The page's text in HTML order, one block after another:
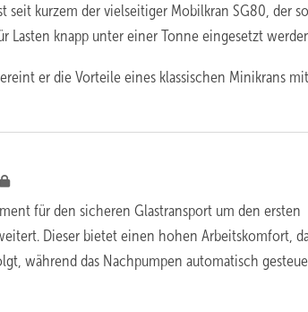
seit kurzem der vielseitiger Mobilkran SG80, der
Lasten knapp unter einer Tonne eingesetzt
er die Vorteile eines klassischen Minikrans
für den sicheren Glastransport um den ersten
Dieser bietet einen hohen Arbeitskomfort,
während das Nachpumpen automatisch